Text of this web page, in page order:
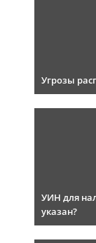
Угрозы
УИН для
указан?